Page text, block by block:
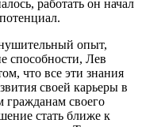
работать он начал
опыт,
способности, Лев
что все эти знания
своей карьеры в
своего
стать ближе к